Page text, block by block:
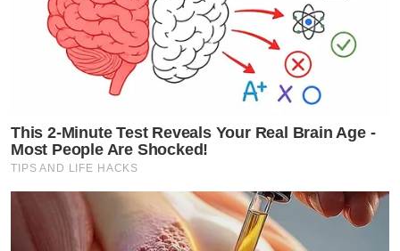
This 2-Minute Test Reveals Your Real Brain Age -
Most People Are Shocked!
TIPS AND LIFE HACKS